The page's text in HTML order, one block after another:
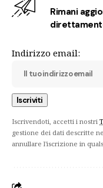
Rimani
Indirizzo email:
Iscrivendoti, accetti i nostri
gestione dei dati descritte
annullare l'iscrizione in